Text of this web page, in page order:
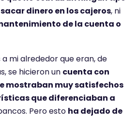
dinero en los cajeros, ni
de la cuenta o
mi alrededor que eran, de
se hicieron un cuenta con
mostraban muy satisfechos
que diferenciaban a
Pero esto ha dejado de